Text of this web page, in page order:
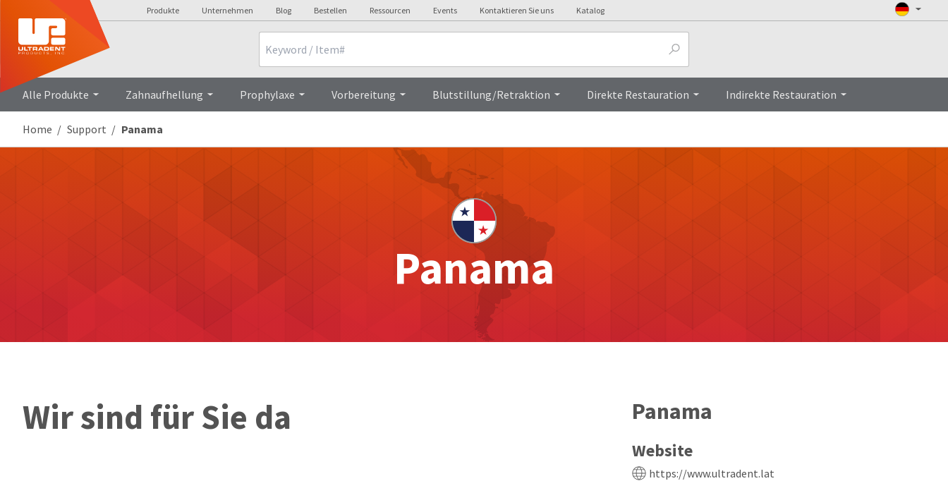
Produkte Unternehmen Blog Bestellen Ressourcen Events Kontaktieren Sie uns Katalog
Alle Produkte Zahnaufhellung Prophylaxe Vorbereitung Blutstillung/Retraktion Direkte Restauration Indirekte Restauration
Home Support Panama
Panama
Panama
Website
https://www.ultradent.lat
Wir sind für Sie da